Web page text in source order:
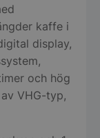
kaffe i
display,
och hög
VHG-typ,